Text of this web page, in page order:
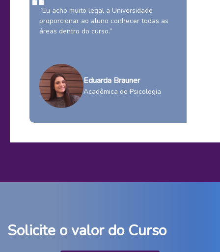
“Eu acho muito legal a Universidade
proporcionar ao aluno conhecer todas as
áreas dentro do curso.”
Eduarda Brauner
Acadêmica de Psicologia
Solicite o valor do Curso